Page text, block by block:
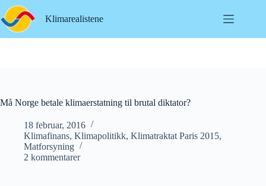
Hopp
til
innholdet
Klimarealistene
Må Norge betale klimaerstatning til brutal diktator?
18 februar, 2016
Klimafinans, Klimapolitikk, Klimatraktat Paris 2015,
Matforsyning
2 kommentarer